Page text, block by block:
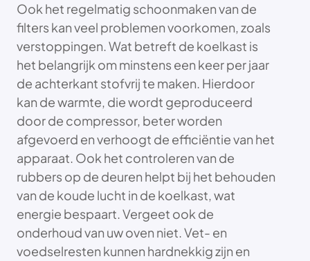
Ook het regelmatig schoonmaken van de
filters kan veel problemen voorkomen, zoals
verstoppingen. Wat betreft de koelkast is
het belangrijk om minstens een keer per jaar
de achterkant stofvrij te maken. Hierdoor
kan de warmte, die wordt geproduceerd
door de compressor, beter worden
afgevoerd en verhoogt de efficiëntie van het
apparaat. Ook het controleren van de
rubbers op de deuren helpt bij het behouden
van de koude lucht in de koelkast, wat
energie bespaart. Vergeet ook de
onderhoud van uw oven niet. Vet- en
voedselresten kunnen hardnekkig zijn en